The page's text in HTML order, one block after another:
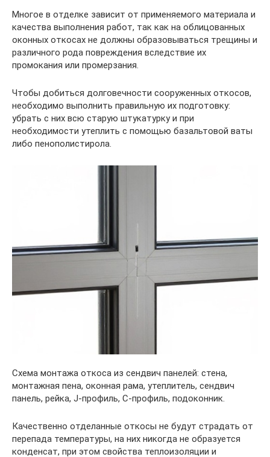
Многое в отделке зависит от применяемого материала и
качества выполнения работ, так как на облицованных
оконных откосах не должны образовываться трещины и
различного рода повреждения вследствие их
промокания или промерзания.
Чтобы добиться долговечности сооруженных откосов,
необходимо выполнить правильную их подготовку:
убрать с них всю старую штукатурку и при
необходимости утеплить с помощью базальтовой ваты
либо пенополистирола.
Схема монтажа откоса из сендвич панелей: стена,
монтажная пена, оконная рама, утеплитель, сендвич
панель, рейка, J-профиль, С-профиль, подоконник.
Качественно отделанные откосы не будут страдать от
перепада температуры, на них никогда не образуется
конденсат, при этом свойства теплоизоляции и